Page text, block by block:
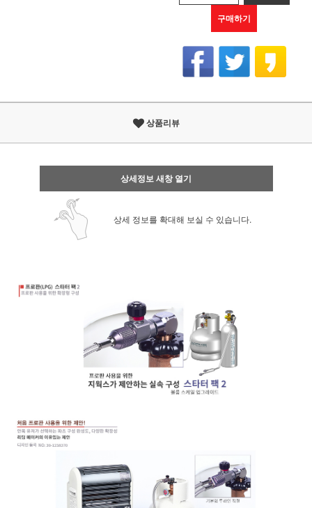
구매하기
상품리뷰
상세정보 새창 열기
상세 정보를 확대해 보실 수 있습니다.